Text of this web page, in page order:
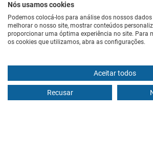
Política de Privacidade
Livro de Reclamações
Nós usamos cookies
Podemos colocá-los para análise dos nossos
melhorar o nosso site, mostrar conteúdos
proporcionar uma óptima experiência no site. Para
os cookies que utilizamos, abra as configurações.
Aceitar todos
Recusar